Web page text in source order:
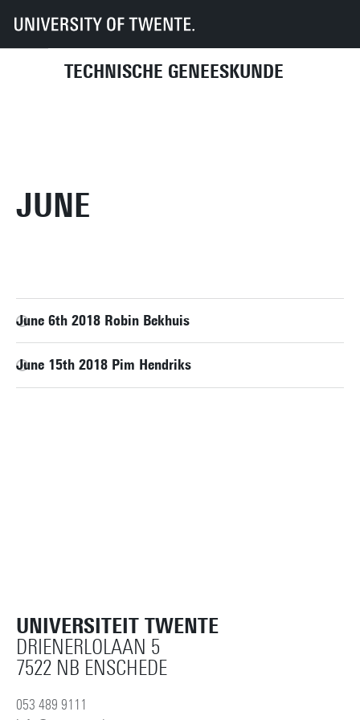
TECHNISCHE GENEESKUNDE
UT Onderwijs Studenteninformatie
Technische Geneeskunde
Master colloquia
JUNE
June 6th 2018 Robin Bekhuis
June 15th 2018 Pim Hendriks
UNIVERSITEIT TWENTE
DRIENERLOLAAN 5
7522 NB ENSCHEDE
053 489 9111